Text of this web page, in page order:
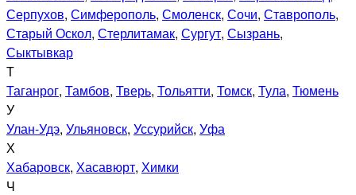
Серпухов, Симферополь, Смоленск, Сочи, Ставрополь,
Старый Оскол, Стерлитамак, Сургут, Сызрань,
Сыктывкар
Т
Таганрог, Тамбов, Тверь, Тольятти, Томск, Тула, Тюмень
У
Улан-Удэ, Ульяновск, Уссурийск, Уфа
Х
Хабаровск, Хасавюрт, Химки
Ч